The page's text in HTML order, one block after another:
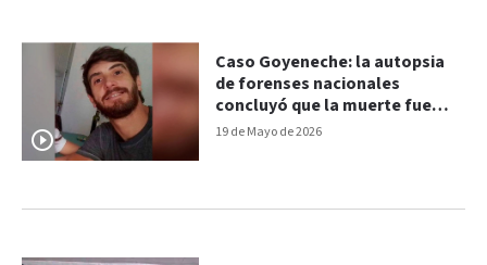
19 de Mayo de 2026
Caso Goyeneche: la autopsia
de forenses nacionales
concluyó que la muerte fue
“multifactorial compleja”